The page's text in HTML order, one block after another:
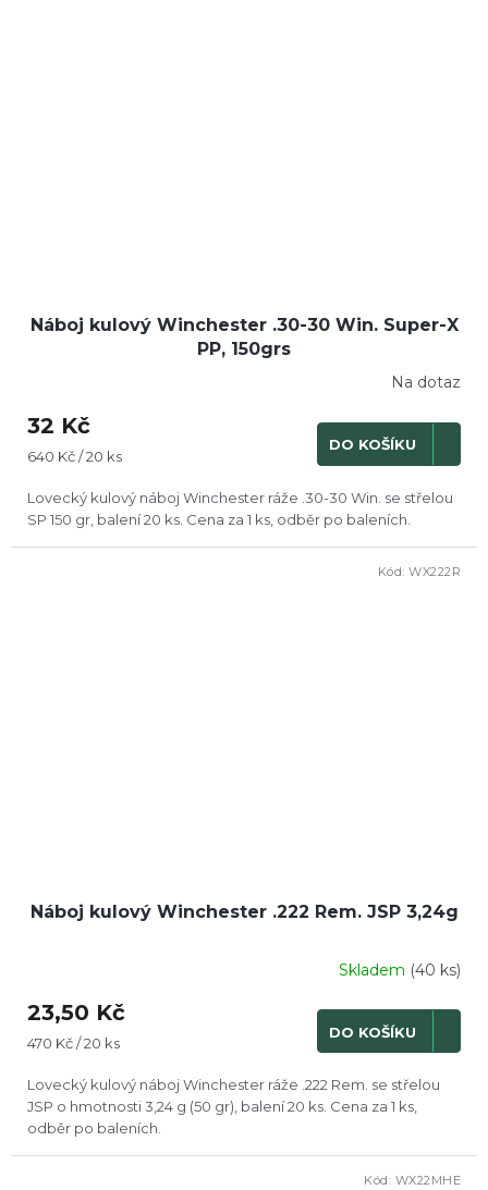
Náboj kulový Winchester .30-30 Win. Super-X
PP, 150grs
Na dotaz
32 Kč
Měrná
640 Kč / 20 ks
DO KOŠÍKU
Lovecký kulový náboj Winchester ráže .30-30 Win. se střelou
SP 150 gr, balení 20 ks. Cena za 1 ks, odběr po baleních.
Náboj kulový Winchester .222 Rem. JSP 3,24g
Skladem (40 ks)
23,50 Kč
Měrná
470 Kč / 20 ks
DO KOŠÍKU
Lovecký kulový náboj Winchester ráže .222 Rem. se střelou
JSP o hmotnosti 3,24 g (50 gr), balení 20 ks. Cena za 1 ks,
odběr po baleních.
Kód: WX222R
Kód: WX22MHE